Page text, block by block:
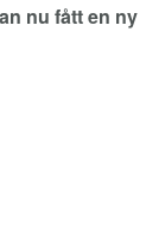
nu fått en ny